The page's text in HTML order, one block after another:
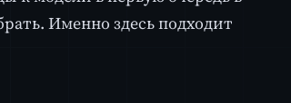
Именно здесь подходит